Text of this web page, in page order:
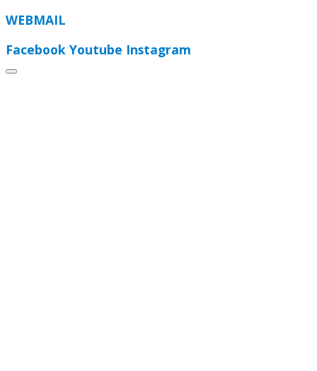
WEBMAIL
Facebook Youtube Instagram